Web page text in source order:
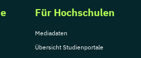
Für Hochschulen
Mediadaten
Übersicht Studienportale